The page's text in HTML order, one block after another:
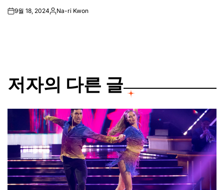
on9월 18, 2024Posted
Na-ri Kwon
저자의 다른 글